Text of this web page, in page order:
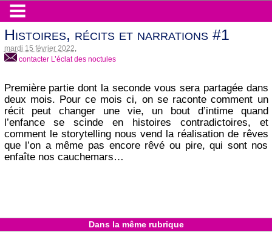
Histoires, récits et narrations #1
mardi 15 février 2022
contacter L’éclat des noctules
Première partie dont la seconde vous sera partagée dans
deux mois. Pour ce mois ci, on se raconte comment un
récit peut changer une vie, un bout d’intime quand
l’enfance se scinde en histoires contradictoires, et
comment le storytelling nous vend la réalisation de rêves
que l’on a même pas encore rêvé ou pire, qui sont nos
enfaîte nos cauchemars…
Dans la même rubrique